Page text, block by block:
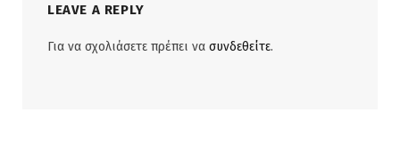
LEAVE A REPLY
Για να σχολιάσετε πρέπει να συνδεθείτε.